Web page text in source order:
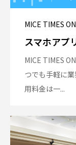
MICE TIMES
スマホアプ
MICE TIMES
つでも手軽に
用料金は一...